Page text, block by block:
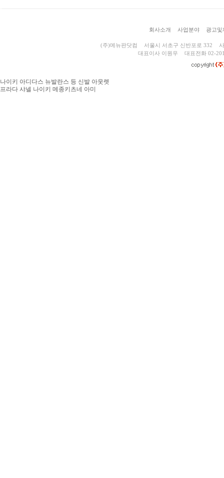
회사소개 사업분야 광고및
(주)메뉴판닷컴 서울시 서초구 신반포로 332
대표이사 이원우
대표전화 02-
나이키 아디다스 뉴발란스 등 신발 아웃렛
프라다 샤넬 나이키 메종키츠네 아미